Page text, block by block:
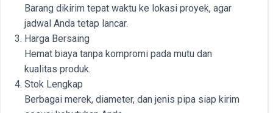
Barang dikirim tepat waktu ke lokasi proyek, agar
jadwal Anda tetap lancar.
Harga Bersaing
Hemat biaya tanpa kompromi pada mutu dan
kualitas produk.
Stok Lengkap
Berbagai merek, diameter, dan jenis pipa siap kirim